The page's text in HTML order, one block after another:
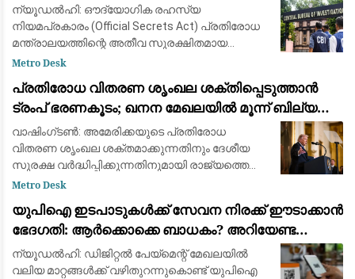
അറസ്റ്റിൽ
ന്യൂഡൽഹി: ഔദ്യോഗിക രഹസ്യ
നിയമപ്രകാരം (Official Secrets Act) പ്രതിരോധ
മന്ത്രാലയത്തിന്റെ അതീവ സുരക്ഷിതമായ
രേഖകൾ ചോർത്തിയ സംഭവത്തിൽ ഇന്ത്യൻ
അറസ്റ്റിലായി. രാജ്യസുരക
Metro Desk
പ്രതിരോധ വിതരണ ശൃംഖല ശക്തിപ്പെടുത്താൻ
ട്രംപ് ഭരണകൂടം; ഖനന മേഖലയിൽ മൂന്ന് ബില്യൺ
ഡോളറിന്റെ വൻ നിക്ഷേപം
വാഷിംഗ്ടൺ: അമേരിക്കയുടെ പ്രതിരോധ
വിതരണ ശൃംഖല ശക്തമാക്കുന്നതിനും ദേശീയ
സുരക്ഷ വർദ്ധിപ്പിക്കുന്നതിനുമായി രാജ്യത്തെ
നിർണായക ധാതു (Critical Minerals), ബാറ്ററി
25,000
Metro Desk
യുപിഐ ഇടപാടുകൾക്ക് സേവന നിരക്ക് ഈടാക്കാൻ
ഭേദഗതി: ആർക്കൊക്കെ ബാധകം? അറിയേണ്ട
വിവരങ്ങൾ
ന്യൂഡൽഹി: ഡിജിറ്റൽ പേയ്‌മെന്റ് മേഖലയിൽ
വലിയ മാറ്റങ്ങൾക്ക് വഴിതുറന്നുകൊണ്ട് യുപിഐ